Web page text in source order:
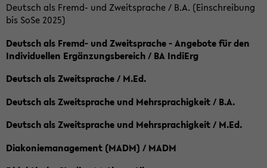
Deutsch als Fremd- und Zweitsprache / B.A. (Einschreibung
bis SoSe 2025)
Deutsch als Fremd- und Zweitsprache - Angebote für den
Individuellen Ergänzungsbereich / BA IndiErg
Deutsch als Zweitsprache / M.Ed.
Deutsch als Zweitsprache und Mehrsprachigkeit / B.A.
Deutsch als Zweitsprache und Mehrsprachigkeit / M.Ed.
Diakoniemanagement (MADM) / MADM